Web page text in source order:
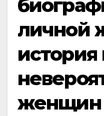
личной
история
женщин